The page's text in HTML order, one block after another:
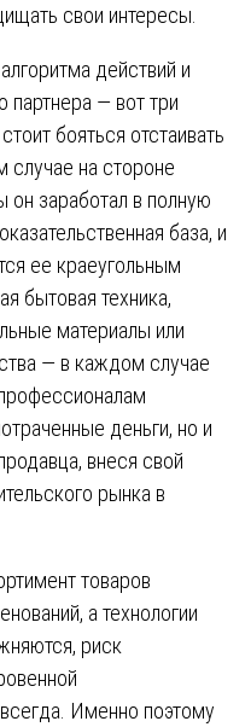
свои интересы.
действий и
партнера — вот три
бояться отстаивать
случае на стороне
он заработал в полную
база, и
ее краеугольным
бытовая техника,
материалы или
— в каждом случае
деньги, но и
внеся свой
рынка в
товаров
а технологии
риск
Именно поэтому